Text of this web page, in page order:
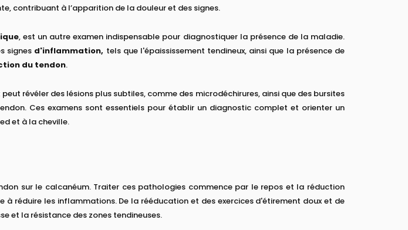
contribuant à l’apparition de la douleur et des signes.
, est un autre examen indispensable pour diagnostiquer la présence de la maladie.
signes d'inflammation, tels que l'épaississement tendineux, ainsi que la présence de
du tendon.
révéler des lésions plus subtiles, comme des microdéchirures, ainsi que des bursites
Ces examens sont essentiels pour établir un diagnostic complet et orienter un
et à la cheville.
sur le calcanéum. Traiter ces pathologies commence par le repos et la réduction
réduire les inflammations. De la rééducation et des exercices d'étirement doux et de
et la résistance des zones tendineuses.